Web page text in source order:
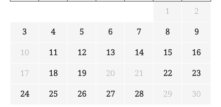
1
2
3
4 5 6 7 8
9
10
11 12 13 14 15
16
17
18 19 20 21 22
23
24
25 26 27 28 29
30